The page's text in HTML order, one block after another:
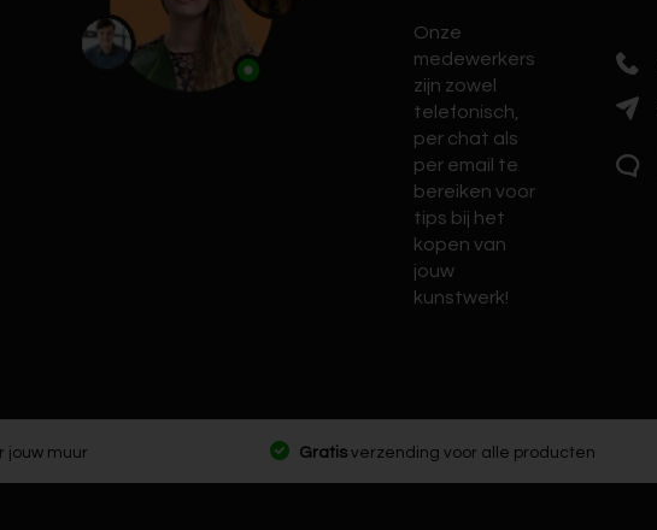
Onze
medewerkers
zijn zowel
telefonisch,
per chat als
per email te
bereiken voor
tips bij het
kopen van
jouw
kunstwerk!
jouw muur Gratis verzending voor alle producten